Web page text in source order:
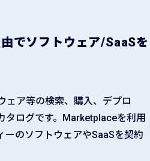
でソフトウェア/SaaSを
ェア等の検索、購入、デプロ
タログです。Marketplaceを利用
ーのソフトウェアやSaaSを契約